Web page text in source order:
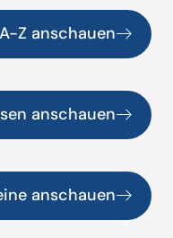
Z anschauen
anschauen
anschauen